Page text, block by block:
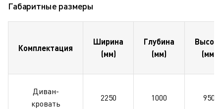
Габаритные размеры
Комплектация
Ширина
(мм)
Глубина
(мм)
(мм)
Диван-
кровать
2250 1000 950